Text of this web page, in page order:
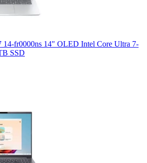
14-fr0000ns 14" OLED Intel Core Ultra 7-
SSD